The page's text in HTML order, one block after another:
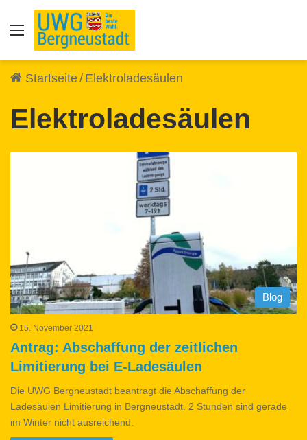
Auswahl
Startseite/ Elektroladesäulen
Elektroladesäulen
Blog
15. November 2021
Antrag: Abschaffung der zeitlichen
Limitierung bei E-Ladesäulen
Die UWG Bergneustadt beantragt die Abschaffung der
Ladesäulen Limitierung in Bergneustadt. 2 Stunden sind gerade
im Winter nicht ausreichend.